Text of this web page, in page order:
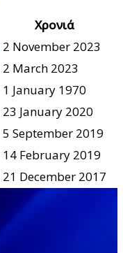
Χρονιά
2 November 2023
2 March 2023
1 January 1970
23 January 2020
5 September 2019
14 February 2019
21 December 2017